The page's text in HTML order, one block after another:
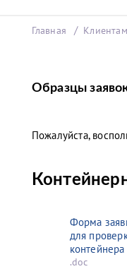
Главная Клиентам
Образцы
Пожалуйста,
Форма
для
контейнера
.doc